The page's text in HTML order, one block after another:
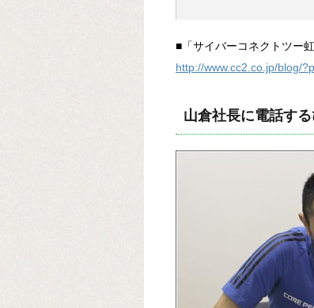
■「サイバーコネクトツー
http://www.cc2.co.jp/blog/
山倉社長に電話す